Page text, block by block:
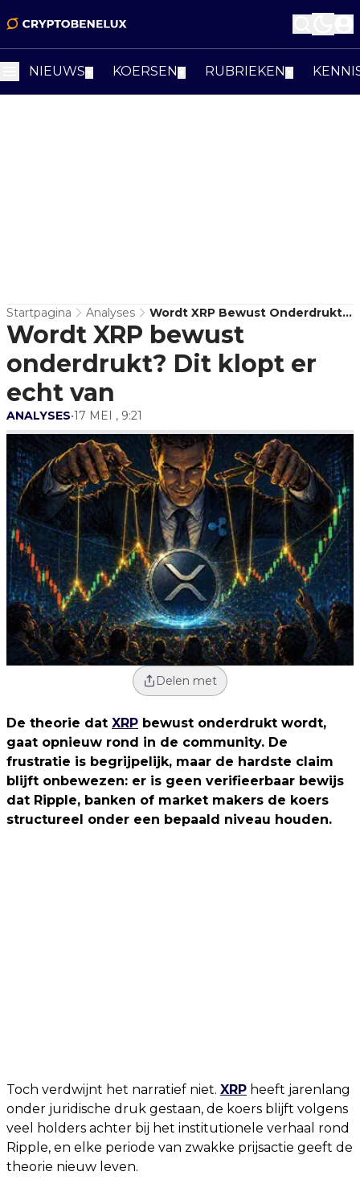
NIEUWS KOERSEN RUBRIEKEN
Startpagina Analyses
Wordt XRP Bewust Onderdrukt?
Dit Klopt Er Echt Van
Wordt XRP bewust
onderdrukt? Dit klopt er
echt van
ANALYSES•17 MEI , 9:21
Delen met
De theorie dat XRP bewust onderdrukt wordt,
gaat opnieuw rond in de community. De
frustratie is begrijpelijk, maar de hardste claim
blijft onbewezen: er is geen verifieerbaar bewijs
dat Ripple, banken of market makers de koers
structureel onder een bepaald niveau houden.
Toch verdwijnt het narratief niet. XRP heeft jarenlang
onder juridische druk gestaan, de koers blijft volgens
veel holders achter bij het institutionele verhaal rond
Ripple, en elke periode van zwakke prijsactie geeft de
theorie nieuw leven.